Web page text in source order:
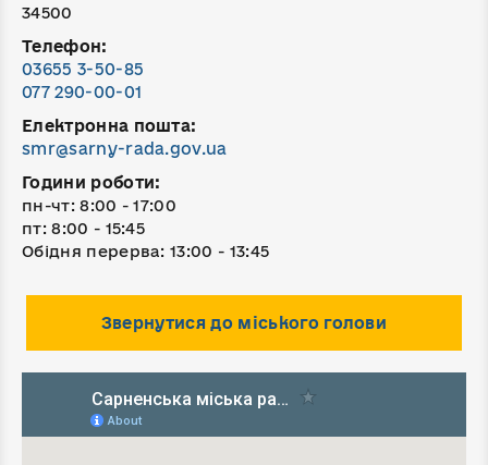
34500
Телефон:
03655 3-50-85
077 290-00-01
Електронна пошта:
smr@sarny-rada.gov.ua
Години роботи:
пн-чт: 8:00 - 17:00
пт: 8:00 - 15:45
Обідня перерва: 13:00 - 13:45
Звернутися до міського голови